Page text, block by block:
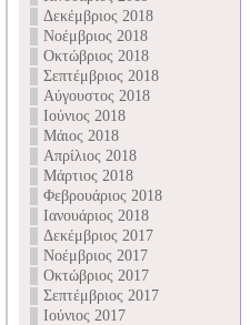
Δεκέμβριος 2018
Νοέμβριος 2018
Οκτώβριος 2018
Σεπτέμβριος 2018
Αύγουστος 2018
Ιούνιος 2018
Μάιος 2018
Απρίλιος 2018
Μάρτιος 2018
Φεβρουάριος 2018
Ιανουάριος 2018
Δεκέμβριος 2017
Νοέμβριος 2017
Οκτώβριος 2017
Σεπτέμβριος 2017
Ιούνιος 2017